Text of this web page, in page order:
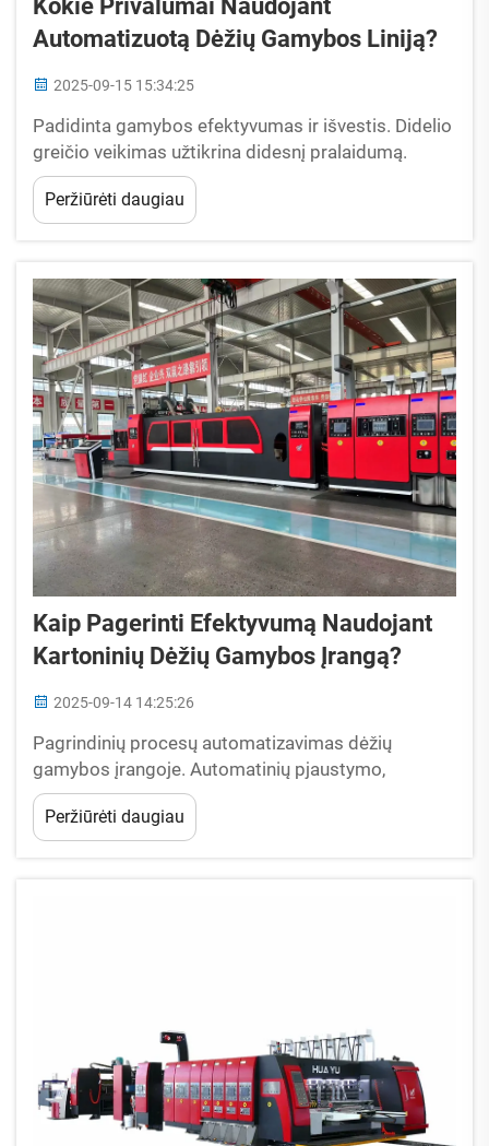
Kokie Privalumai Naudojant
Automatizuotą Dėžių Gamybos Liniją?
2025-09-15 15:34:25
Padidinta gamybos efektyvumas ir išvestis. Didelio
greičio veikimas užtikrina didesnį pralaidumą.
Automatizuotos dėžių gamybos linijos gali
pagaminti daugiau nei 12 000 dėžių kiekvieną
valandą, kas yra apie tris kartus greičiau nei
Peržiūrėti daugiau
Kaip Pagerinti Efektyvumą Naudojant
Kartoninių Dėžių Gamybos Įrangą?
2025-09-14 14:25:26
Pagrindinių procesų automatizavimas dėžių
gamybos įrangoje. Automatinių pjaustymo,
lankstymo ir klijavimo mašinų vaidmuo
šiuolaikinėje gamyboje. Efektyvios dėžių gamybos
pagrindą sudaro automatizuota pjaustymo,
Peržiūrėti daugiau